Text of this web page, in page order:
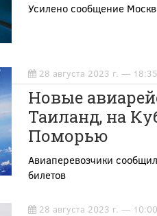
Усилено сообщение
28 августа 2023 г. — 18:35
Новые
Таиланд, на
Поморью
Авиаперевозчики
билетов
28 августа 2023 г. — 10:00